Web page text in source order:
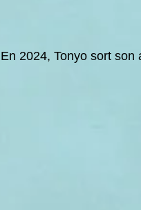
En 2024, Tonyo sort son